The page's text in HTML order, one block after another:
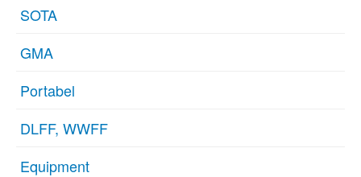
SOTA
GMA
Portabel
DLFF, WWFF
Equipment